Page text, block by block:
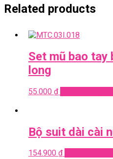
Related products
Set mũ bao tay
long
55.000 ₫
Bộ suit dài cài
154.900 ₫